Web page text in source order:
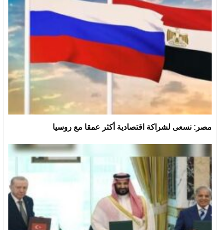
مصر: نسعى لشراكة اقتصادية أكثر عمقا مع روسيا